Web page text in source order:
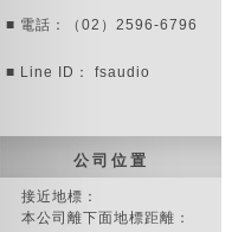
■ 電話：（02）2596-6796
■ Line ID： fsaudio
公 司 位 置
接近地標：
本公司離下面地標距離：